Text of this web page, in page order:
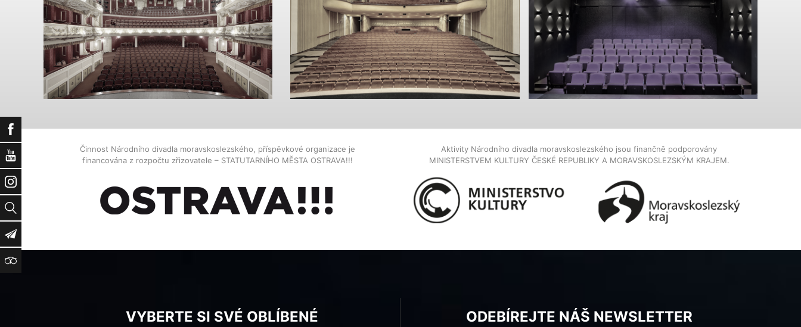
Facebook
YouTube
Instagram
Vyhledat
Newsletter
TripAdvisor
Činnost Národního divadla moravskoslezského, příspěvkové organizace je
financována z rozpočtu zřizovatele – STATUTARNÍHO MĚSTA OSTRAVA!!!
Aktivity Národního divadla moravskoslezského jsou finančně podporovány
MINISTERSTVEM KULTURY ČESKÉ REPUBLIKY A MORAVSKOSLEZSKÝM KRAJEM.
VYBERTE SI SVÉ OBLÍBENÉ
ODEBÍREJTE NÁŠ NEWSLETTER